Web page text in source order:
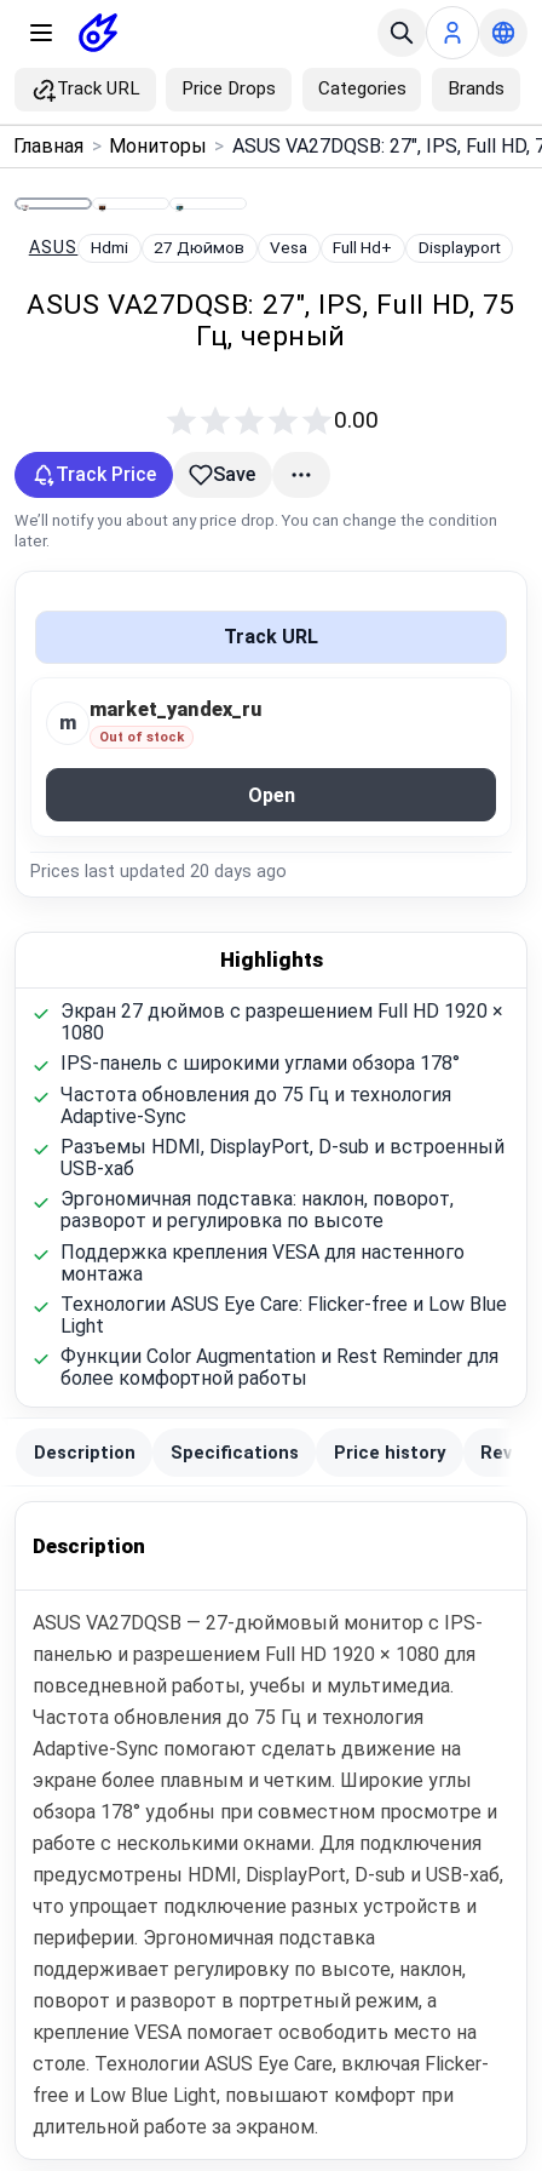
Track URL Price Drops Categories Brands
Menu ×
Home
Search
Brands
Blog
Plans & Pricing
Главная > Мониторы >
ASUS Hdmi 27 Дюймов Vesa Full Hd+ Displayport
ASUS VA27DQSB: 27", IPS, Full HD, 75
Гц, черный
0.00
Track Price Save
We’ll notify you about any price drop. You can change the condition
later.
Track URL
m
market_yandex_ru
Out of stock
Open
Prices last updated 20 days ago
Highlights
Экран 27 дюймов с разрешением Full HD 1920 ×
1080
IPS-панель с широкими углами обзора 178°
Частота обновления до 75 Гц и технология
Adaptive-Sync
Разъемы HDMI, DisplayPort, D-sub и встроенный
USB-хаб
Эргономичная подставка: наклон, поворот,
разворот и регулировка по высоте
Поддержка крепления VESA для настенного
монтажа
Технологии ASUS Eye Care: Flicker-free и Low Blue
Light
Функции Color Augmentation и Rest Reminder для
более комфортной работы
Description Specifications Price history
Description
ASUS VA27DQSB — 27-дюймовый монитор с IPS-
панелью и разрешением Full HD 1920 × 1080 для
повседневной работы, учебы и мультимедиа.
Частота обновления до 75 Гц и технология
Adaptive-Sync помогают сделать движение на
экране более плавным и четким. Широкие углы
обзора 178° удобны при совместном просмотре и
работе с несколькими окнами. Для подключения
предусмотрены HDMI, DisplayPort, D-sub и USB-хаб,
что упрощает подключение разных устройств и
периферии. Эргономичная подставка
поддерживает регулировку по высоте, наклон,
поворот и разворот в портретный режим, а
крепление VESA помогает освободить место на
столе. Технологии ASUS Eye Care, включая Flicker-
free и Low Blue Light, повышают комфорт при
длительной работе за экраном.